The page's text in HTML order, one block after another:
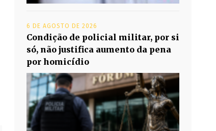
6 DE AGOSTO DE 2026
Condição de policial militar, por si
só, não justifica aumento da pena
por homicídio